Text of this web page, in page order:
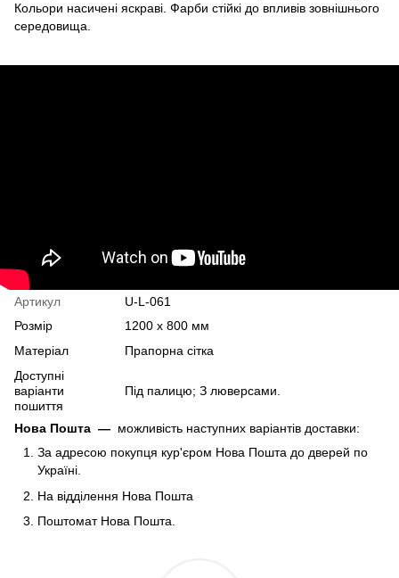
Кольори насичені яскраві. Фарби стійкі до впливів зовнішнього
середовища.
Артикул
U-L-061
Розмір
1200 х 800 мм
Матеріал
Прапорна сітка
Доступні
варіанти
пошиття
Під палицю; З люверсами.
Нова Пошта — можливість наступних варіантів доставки:
За адресою покупця кур'єром Нова Пошта до дверей по
Україні.
На відділення Нова Пошта
Поштомат Нова Пошта.